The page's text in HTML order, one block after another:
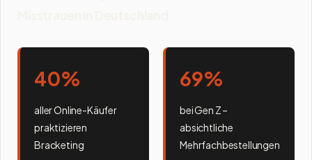
40%
aller Online-Käufer
praktizieren
Bracketing
69%
bei Gen Z –
absichtliche
Mehrfachbestellungen